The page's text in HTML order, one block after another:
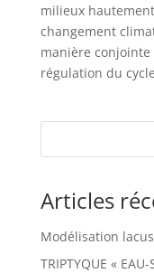
milieux
changement
manière
régulation du
Articles
Modélisation
TRIPTYQUE « EAU-